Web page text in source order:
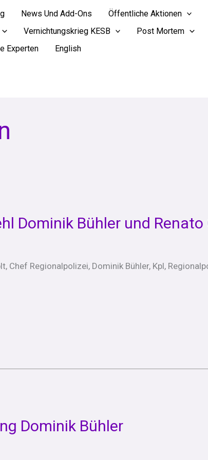
News Und Add-Ons Öffentliche Aktionen
Vernichtungskrieg KESB Post Mortem
Experten English
Dominik Bühler und Renato
Chef Regionalpolizei, Dominik Bühler, Kpl,
Dominik Bühler